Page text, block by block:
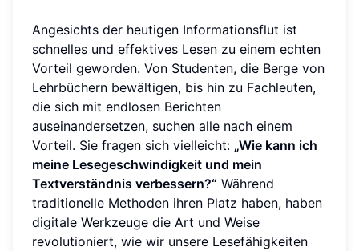
Angesichts der heutigen Informationsflut ist
schnelles und effektives Lesen zu einem echten
Vorteil geworden. Von Studenten, die Berge von
Lehrbüchern bewältigen, bis hin zu Fachleuten,
die sich mit endlosen Berichten
auseinandersetzen, suchen alle nach einem
Vorteil. Sie fragen sich vielleicht: „Wie kann ich
meine Lesegeschwindigkeit und mein
Textverständnis verbessern?“ Während
traditionelle Methoden ihren Platz haben, haben
digitale Werkzeuge die Art und Weise
revolutioniert, wie wir unsere Lesefähigkeiten